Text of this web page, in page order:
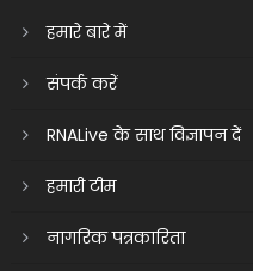
हमारे बारे में
संपर्क करें
RNALive के साथ विज्ञापन दें
हमारी टीम
नागरिक पत्रकारिता